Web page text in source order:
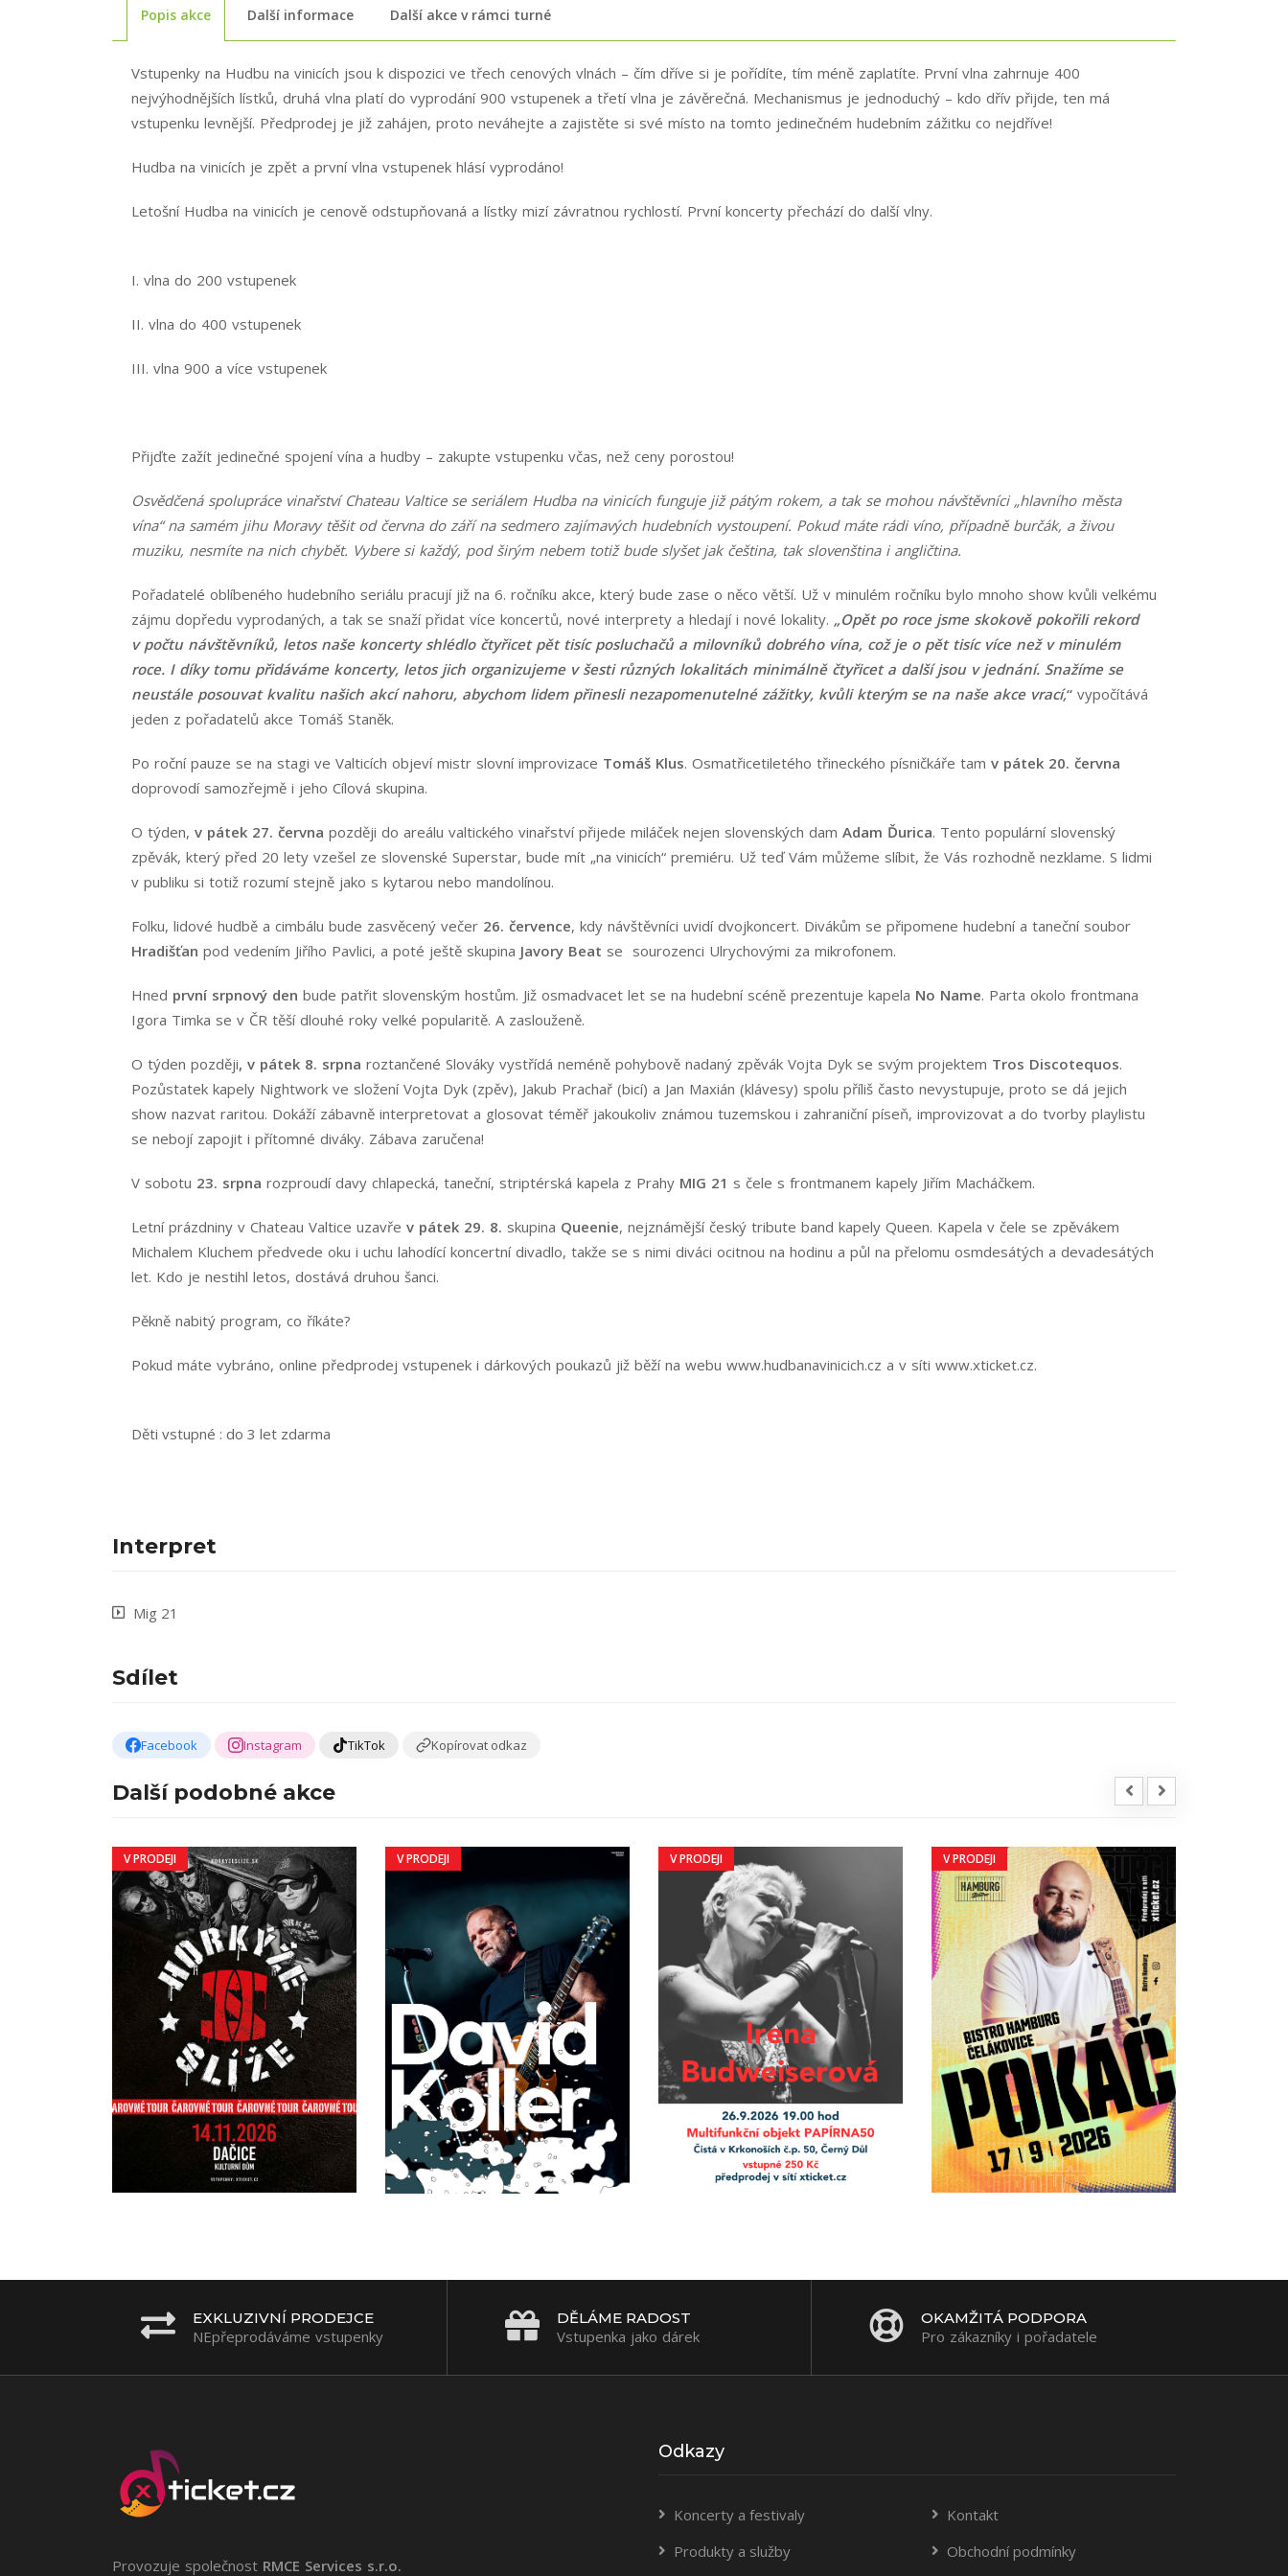
Popis akce Další informace Další akce v rámci turné
Vstupenky na Hudbu na vinicích jsou k dispozici ve třech cenových vlnách – čím dříve si je pořídíte, tím méně zaplatíte. První vlna zahrnuje 400
nejvýhodnějších lístků, druhá vlna platí do vyprodání 900 vstupenek a třetí vlna je závěrečná. Mechanismus je jednoduchý – kdo dřív přijde, ten má
vstupenku levnější. Předprodej je již zahájen, proto neváhejte a zajistěte si své místo na tomto jedinečném hudebním zážitku co nejdříve!
Hudba na vinicích je zpět a první vlna vstupenek hlásí vyprodáno!
Letošní Hudba na vinicích je cenově odstupňovaná a lístky mizí závratnou rychlostí. První koncerty přechází do další vlny.
I. vlna do 200 vstupenek
II. vlna do 400 vstupenek
III. vlna 900 a více vstupenek
Přijďte zažít jedinečné spojení vína a hudby – zakupte vstupenku včas, než ceny porostou!
Osvědčená spolupráce vinařství Chateau Valtice se seriálem Hudba na vinicích funguje již pátým rokem, a tak se mohou návštěvníci „hlavního města
vína“ na samém jihu Moravy těšit od června do září na sedmero zajímavých hudebních vystoupení. Pokud máte rádi víno, případně burčák, a živou
muziku, nesmíte na nich chybět. Vybere si každý, pod širým nebem totiž bude slyšet jak čeština, tak slovenština i angličtina.
Pořadatelé oblíbeného hudebního seriálu pracují již na 6. ročníku akce, který bude zase o něco větší. Už v minulém ročníku bylo mnoho show kvůli velkému
zájmu dopředu vyprodaných, a tak se snaží přidat více koncertů, nové interprety a hledají i nové lokality. „Opět po roce jsme skokově pokořili rekord
v počtu návštěvníků, letos naše koncerty shlédlo čtyřicet pět tisíc posluchačů a milovníků dobrého vína, což je o pět tisíc více než v minulém
roce. I díky tomu přidáváme koncerty, letos jich organizujeme v šesti různých lokalitách minimálně čtyřicet a další jsou v jednání. Snažíme se
neustále posouvat kvalitu našich akcí nahoru, abychom lidem přinesli nezapomenutelné zážitky, kvůli kterým se na naše akce vrací,“ vypočítává
jeden z pořadatelů akce Tomáš Staněk.
Po roční pauze se na stagi ve Valticích objeví mistr slovní improvizace Tomáš Klus. Osmatřicetiletého třineckého písničkáře tam v pátek 20. června
doprovodí samozřejmě i jeho Cílová skupina.
O týden, v pátek 27. června později do areálu valtického vinařství přijede miláček nejen slovenských dam Adam Ďurica. Tento populární slovenský
zpěvák, který před 20 lety vzešel ze slovenské Superstar, bude mít „na vinicích“ premiéru. Už teď Vám můžeme slíbit, že Vás rozhodně nezklame. S lidmi
v publiku si totiž rozumí stejně jako s kytarou nebo mandolínou.
Folku, lidové hudbě a cimbálu bude zasvěcený večer 26. července, kdy návštěvníci uvidí dvojkoncert. Divákům se připomene hudební a taneční soubor
Hradišťan pod vedením Jiřího Pavlici, a poté ještě skupina Javory Beat se sourozenci Ulrychovými za mikrofonem.
Hned první srpnový den bude patřit slovenským hostům. Již osmadvacet let se na hudební scéně prezentuje kapela No Name. Parta okolo frontmana
Igora Timka se v ČR těší dlouhé roky velké popularitě. A zaslouženě.
O týden později, v pátek 8. srpna roztančené Slováky vystřídá neméně pohybově nadaný zpěvák Vojta Dyk se svým projektem Tros Discotequos.
Pozůstatek kapely Nightwork ve složení Vojta Dyk (zpěv), Jakub Prachař (bicí) a Jan Maxián (klávesy) spolu příliš často nevystupuje, proto se dá jejich
show nazvat raritou. Dokáží zábavně interpretovat a glosovat téměř jakoukoliv známou tuzemskou i zahraniční píseň, improvizovat a do tvorby playlistu
se nebojí zapojit i přítomné diváky. Zábava zaručena!
V sobotu 23. srpna rozproudí davy chlapecká, taneční, striptérská kapela z Prahy MIG 21 s čele s frontmanem kapely Jiřím Macháčkem.
Letní prázdniny v Chateau Valtice uzavře v pátek 29. 8. skupina Queenie, nejznámější český tribute band kapely Queen. Kapela v čele se zpěvákem
Michalem Kluchem předvede oku i uchu lahodící koncertní divadlo, takže se s nimi diváci ocitnou na hodinu a půl na přelomu osmdesátých a devadesátých
let. Kdo je nestihl letos, dostává druhou šanci.
Pěkně nabitý program, co říkáte?
Pokud máte vybráno, online předprodej vstupenek i dárkových poukazů již běží na webu www.hudbanavinicich.cz a v síti www.xticket.cz.
Děti vstupné : do 3 let zdarma
Interpret
Mig 21
Sdílet
Facebook Instagram TikTok Kopírovat odkaz
Další podobné akce
V PRODEJI V PRODEJI V PRODEJI V PRODEJI
EXKLUZIVNÍ PRODEJCE
NEpřeprodáváme vstupenky
DĚLÁME RADOST
Vstupenka jako dárek
OKAMŽITÁ PODPORA
Pro zákazníky i pořadatele
Provozuje společnost RMCE Services s.r.o.
Odkazy
Koncerty a festivaly
Produkty a služby
Kontakt
Obchodní podmínky